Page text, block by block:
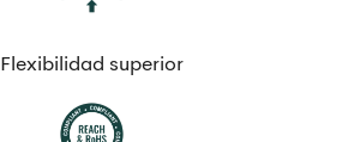
Flexibilidad superior